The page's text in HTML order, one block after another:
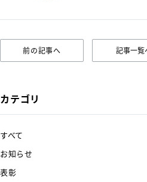
前の記事へ 記事一覧
カテゴリ
すべて
お知らせ
表彰